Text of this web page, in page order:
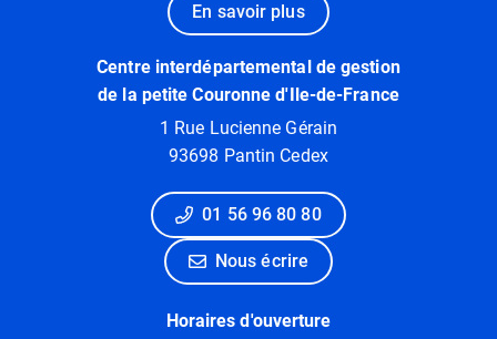
En savoir plus
Centre interdépartemental de gestion
de la petite Couronne d'Ile-de-France
1 Rue Lucienne Gérain
93698 Pantin Cedex
01 56 96 80 80
Nous écrire
Horaires d'ouverture